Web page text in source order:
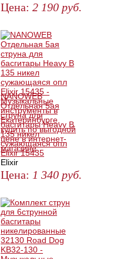
Цена: 2 190 руб.
NANOWEB
Отдельная 5ая
струна для
басгитары Heavy B
135 никел
сужающаяся опл
Elixir 15435
Elixir
Цена: 1 340 руб.